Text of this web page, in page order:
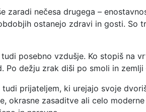
zaradi nečesa drugega –
ostanejo zdravi in gosti.
posebno vzdušje. Ko stopiš na
Po dežju zrak diši po smoli in
prijateljem, ki urejajo svoje
okrasne zasaditve ali celo